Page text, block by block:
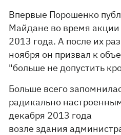
Впервые Порошенко
Майдане во время акции
2013 года. А после их
ноября он призвал к
"больше не допустить
Больше всего
радикально
декабря 2013 года
возле здания